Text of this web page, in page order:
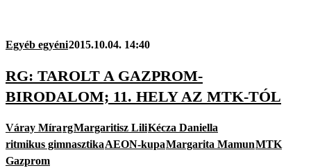
Egyéb egyéni2015.10.04. 14:40
RG: TAROLT A GAZPROM-
BIRODALOM; 11. HELY AZ MTK-TÓL
Váray MírargMargaritisz LiliKécza Daniella
ritmikus gimnasztikaAEON-kupaMargarita MamunMTK
Gazprom